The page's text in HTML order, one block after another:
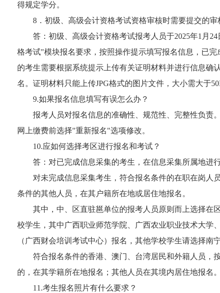
得规定学分。
8．初级、高级会计资格考试资格审核时需要提交的
答：初级、高级会计资格考试报考人员于2025年1月
格考试"模块报名要求，按照操作提示填写报名信息，已
的考生需要根据系统提示上传有关证明材料并进行信息
名。证明材料只能上传JPG格式的图片文件，大小需大于
9.如果报名信息填写有误怎么办？
报考人员对报名信息的准确性、规范性、完整性负责
网上缴费前选择"重新报名"选项修改。
10.应如何选择考区进行报名和考试？
答：对已完成信息采集的考生，在信息采集所属地进
对未完成信息采集考生，符合报名条件的在职在岗人
条件的其他人员，在其户籍所在地或居住地报名。
其中，中、区直驻邕单位的报考人员原则而上选择在
校学生，其中广西职业师范学院、广西农业职业技术大学
（广西财会培训考试中心）报名，其他学校学生请选择南
符合报名条件的香港、澳门、台湾居民和外籍人员，
的，在其学籍所在地报名；其他人员在其境内居住地报名
11.考生报名照片有什么要求？